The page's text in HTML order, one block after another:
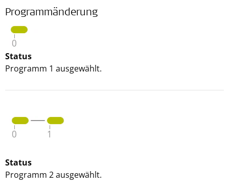
Programmänderung
Status
Programm 1 ausgewählt.
Status
Programm 2 ausgewählt.